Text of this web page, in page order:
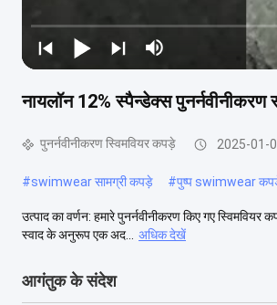
नायलॉन 12% स्पैन्डेक्स
पुनर्नवीनीकरण स्विमवियर कपड़े 2025-01-
#swimwear सामग्री कपड़े #पुष्प swimwear
उत्पाद का वर्णन: हमारे पुनर्नवीनीकरण किए गए
स्वाद के अनुरूप एक अद...
अधिक देखें
आगंतुक के संदेश